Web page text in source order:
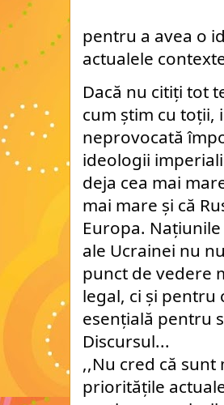
pentru a avea o
actualele
Dacă nu citiți tot
cum știm cu toții,
neprovocată
ideologii
deja cea mai
mai mare și că
Europa.
ale Ucrainei nu
punct de vedere
legal, ci și pentru
esențială pentru
Discursul...
,,Nu cred că sunt
prioritățile